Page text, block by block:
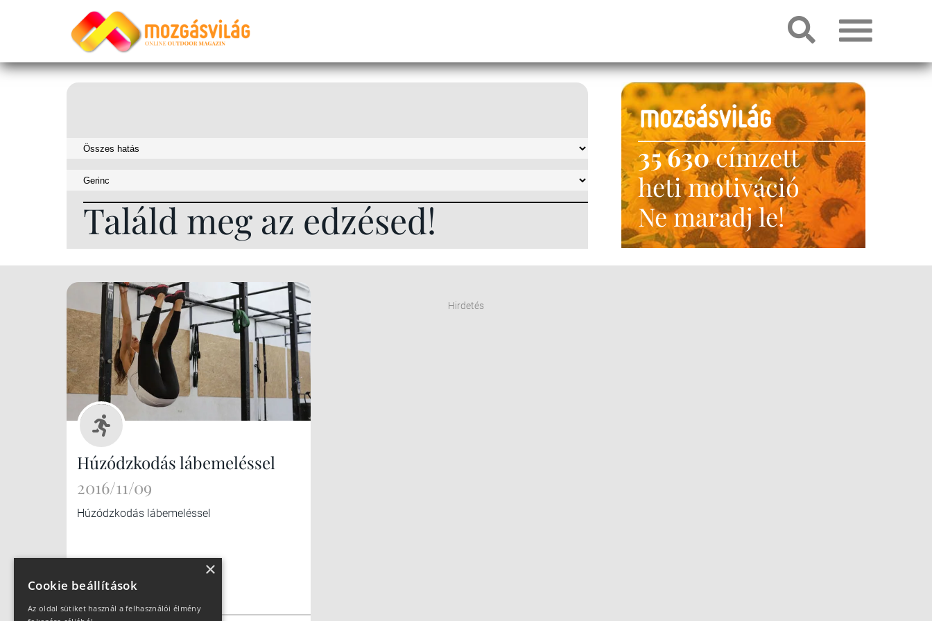
Találd meg az edzésed!
35 630címzett
heti motiváció
Ne maradj le!
Húzódzkodás lábemeléssel
2016/11/09
Húzódzkodás lábemeléssel
Hirdetés
×
Cookie beállítások
Az oldal sütiket használ a felhasználói élmény